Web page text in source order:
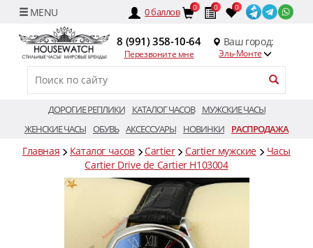
0баллов 0 0 0
8 (991) 358-10-64
Перезвоните мне
Ваш город:
Эль-Монте
ДОРОГИЕ РЕПЛИКИ КАТАЛОГ ЧАСОВ
МУЖСКИЕ ЧАСЫ
ЖЕНСКИЕ ЧАСЫ ОБУВЬ АКСЕССУАРЫ НОВИНКИ РАСПРОДАЖА
Главная Каталог часов Cartier Cartier мужские
Часы
Cartier Drive de Cartier H103004